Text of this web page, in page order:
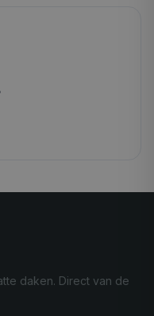
daken. Direct van de